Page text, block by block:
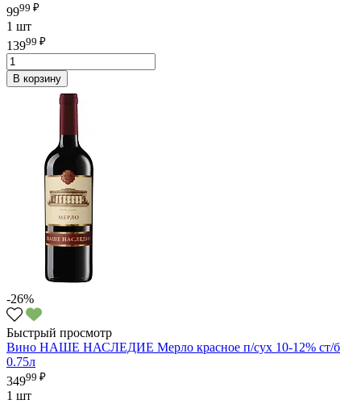
9999 ₽
1 шт
13999 ₽
В корзину
-26%
Быстрый просмотр
Вино НАШЕ НАСЛЕДИЕ Мерло красное п/сух 10-12% ст/б
0.75л
34999 ₽
1 шт